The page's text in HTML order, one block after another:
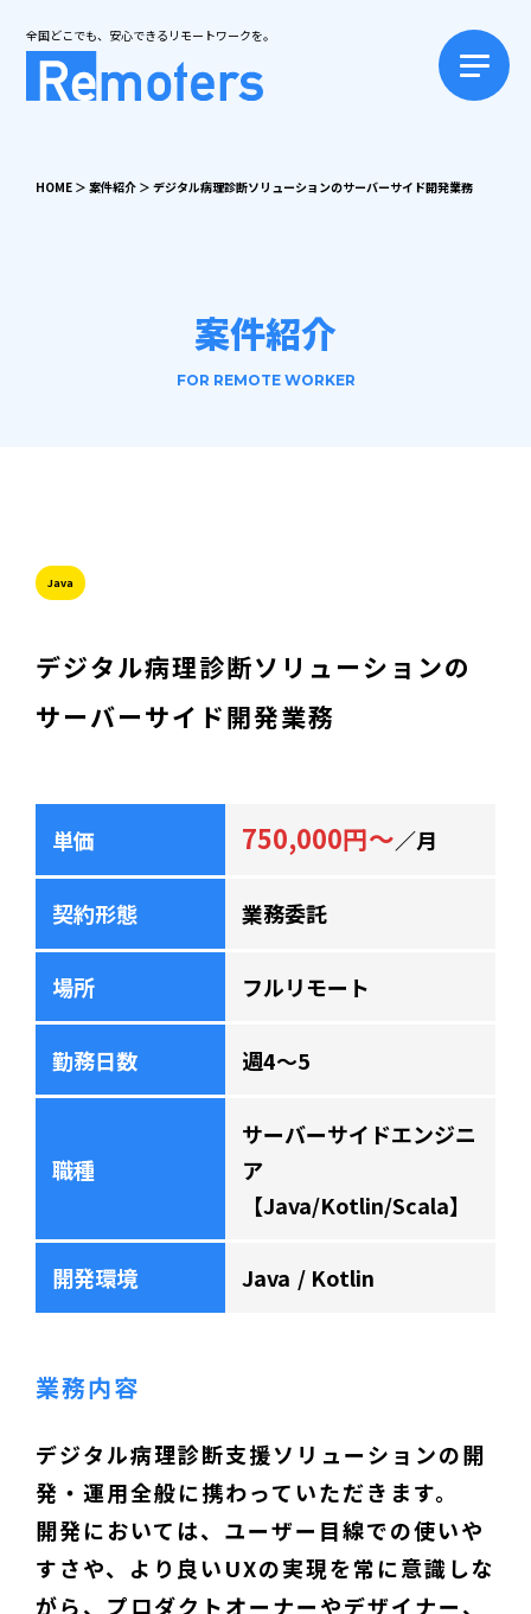
全国どこでも、安心できるリモートワークを。
HOME ＞ 案件紹介 ＞ デジタル病理診断ソリューションのサーバーサイド開発業務
案件紹介
FOR REMOTE WORKER
Java
デジタル病理診断ソリューションの
サーバーサイド開発業務
単価 750,000円～／月
契約形態 業務委託
場所 フルリモート
勤務日数 週4～5
職種
サーバーサイドエンジニ
ア
【Java/Kotlin/Scala】
開発環境 Java Kotlin
業務内容
デジタル病理診断支援ソリューションの開
発・運用全般に携わっていただきます。
開発においては、ユーザー目線での使いや
すさや、より良いUXの実現を常に意識しな
がら、プロダクトオーナーやデザイナー、